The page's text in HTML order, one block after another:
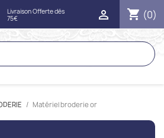
shopping_cart (0)

Matériel broderie or